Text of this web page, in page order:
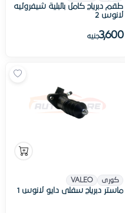
طقم دبرياج كامل بالبلية شيفروليه
لانوس 2
3,600جنيه
كورى VALEO
ماستر دبرياج سفلى دايو لانوس 1